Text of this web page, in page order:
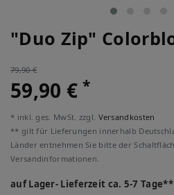
"Duo Zip"
79,90 €
59,90 €*
* inkl. ges. MwSt. zzgl. Versandkosten
** gilt für Lieferungen innerhalb
Länder entnehmen Sie bitte der
Versandinformationen.
auf Lager- Lieferzeit ca. 5-7 Tage**